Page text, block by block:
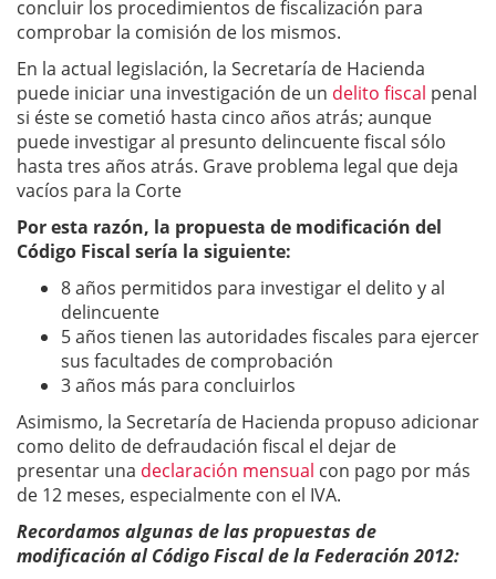
concluir los procedimientos de fiscalización para
comprobar la comisión de los mismos.
En la actual legislación, la Secretaría de Hacienda
puede iniciar una investigación de un delito fiscal penal
si éste se cometió hasta cinco años atrás; aunque
puede investigar al presunto delincuente fiscal sólo
hasta tres años atrás. Grave problema legal que deja
vacíos para la Corte
Por esta razón, la propuesta de modificación del
Código Fiscal sería la siguiente:
8 años permitidos para investigar el delito y al
delincuente
5 años tienen las autoridades fiscales para ejercer
sus facultades de comprobación
3 años más para concluirlos
Asimismo, la Secretaría de Hacienda propuso adicionar
como delito de defraudación fiscal el dejar de
presentar una declaración mensual con pago por más
de 12 meses, especialmente con el IVA.
Recordamos algunas de las propuestas de
modificación al Código Fiscal de la Federación 2012: